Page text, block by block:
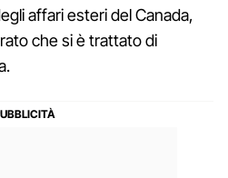
affari esteri del Canada,
che si è trattato di